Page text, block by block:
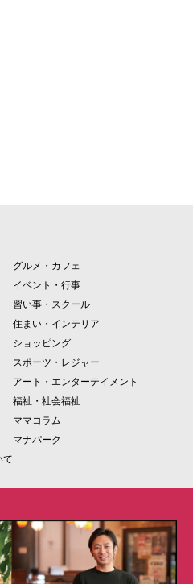
グルメ・カフェ
イベント・行事
習い事・スクール
住まい・インテリア
ショッピング
スポーツ・レジャー
アート・エンターテイメント
福祉・社会福祉
ママコラム
マナパーク
て